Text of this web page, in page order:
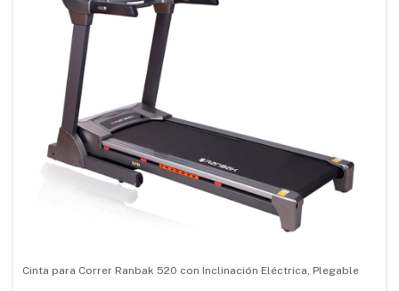
Cinta para Correr Ranbak 520 con Inclinación Eléctrica, Plegable